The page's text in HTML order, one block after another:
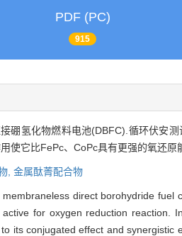
PDF (PC)
915
硼氢化物燃料电池(DBFC).循环伏安
使它比FePc、CoPc具有更强的氧还
, 金属酞菁配合物
direct borohydride fuel
for oxygen reduction reaction.
its conjugated effect and